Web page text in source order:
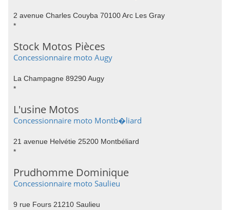
2 avenue Charles Couyba 70100 Arc Les Gray
*
Stock Motos Pièces
Concessionnaire moto Augy
La Champagne 89290 Augy
*
L'usine Motos
Concessionnaire moto Montb�liard
21 avenue Helvétie 25200 Montbéliard
*
Prudhomme Dominique
Concessionnaire moto Saulieu
9 rue Fours 21210 Saulieu